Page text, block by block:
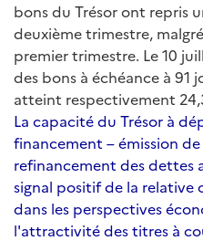
bons du Trésor ont repris
deuxième trimestre,
premier trimestre. Le 10
des bons à échéance à 91
atteint respectivement
La capacité du Trésor à
financement – émission
refinancement des dettes
signal positif de la relative
dans les perspectives
l'attractivité des titres à